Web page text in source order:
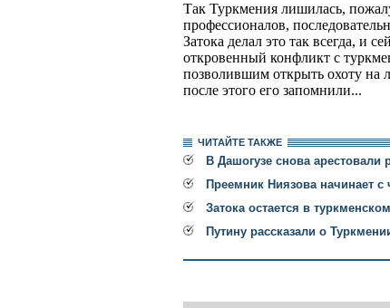
Так Туркмения лишилась,
профессионалов,
Затока делал это так всегда, и
откровенный конфликт с
позволившим открыть охоту на
после этого его запомнили...
ЧИТАЙТЕ ТАКЖЕ
В Дашогузе снова арестовали
Преемник Ниязова начинает с
Затока остается в
Путину рассказали о